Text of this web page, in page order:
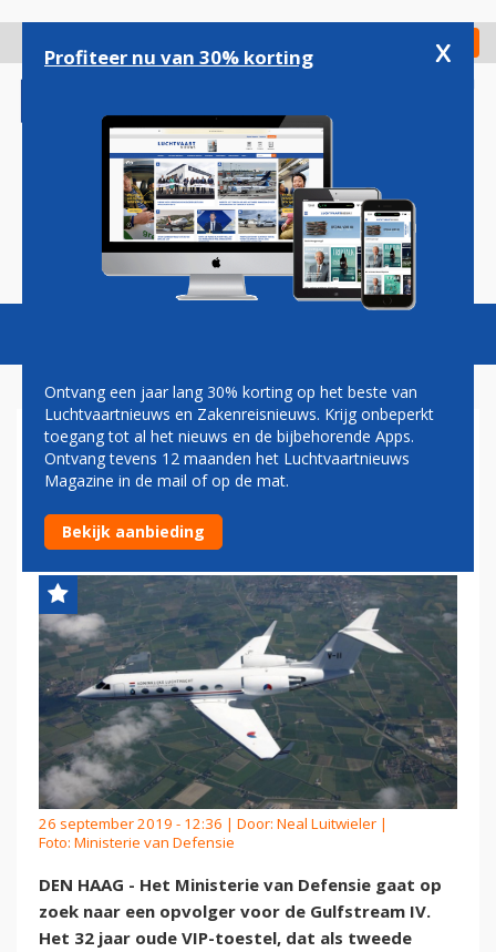
gaan
Check in
Magazine Podcasts Vacatures
NEDERLAND ZOEKT
OPVOLGER VOOR TWEEDE
REGERINGSTOESTEL
26 september 2019 - 12:36 | Door: Neal Luitwieler |
Foto: Ministerie van Defensie
DEN HAAG - Het Ministerie van Defensie gaat op
zoek naar een opvolger voor de Gulfstream IV.
Het 32 jaar oude VIP-toestel, dat als tweede
Profiteer nu van 30% korting x
Ontvang een jaar lang 30% korting op het beste van
Luchtvaartnieuws en Zakenreisnieuws. Krijg onbeperkt
toegang tot al het nieuws en de bijbehorende Apps.
Ontvang tevens 12 maanden het Luchtvaartnieuws
Magazine in de mail of op de mat.
Bekijk aanbieding